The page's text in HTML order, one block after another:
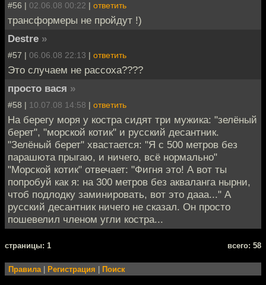
#56 | 02.06.08 00:22 | ответить
трансформеры не пройдут !)
Destre »
#57 | 06.06.08 22:13 | ответить
Это случаем не рассоха????
просто вася »
#58 | 10.07.08 14:58 | ответить
На берегу моря у костра сидят три мужика: "зелёный
берет", "морской котик" и русский десантник.
"Зелёный берет" хвастается: "Я с 500 метров без
парашюта прыгаю, и ничего, всё нормально"
"Морской котик" отвечает: "Фигня это! А вот ты
попробуй как я: на 300 метров без акваланга нырни,
чтоб подлодку заминировать, вот это дааа..." А
русский десантник ничего не сказал. Он просто
пошевелил членом угли костра...
cтраницы: 1 всего: 58
Правила| Регистрация Поиск